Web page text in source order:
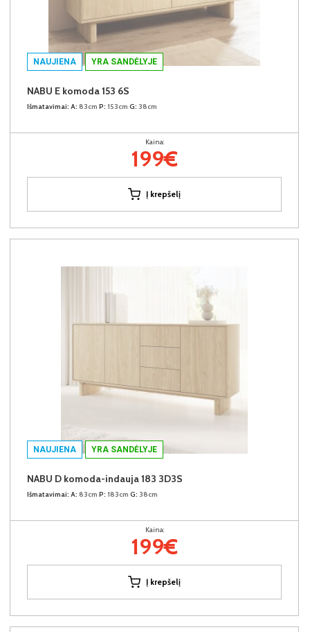
NAUJIENA YRA SANDĖLYJE
NABU E komoda 153 6S
Išmatavimai: A: 83cm P: 153cm G: 38cm
Kaina:
199€
Į krepšelį
NAUJIENA YRA SANDĖLYJE
NABU D komoda-indauja 183 3D3S
Išmatavimai: A: 83cm P: 183cm G: 38cm
Kaina:
199€
Į krepšelį